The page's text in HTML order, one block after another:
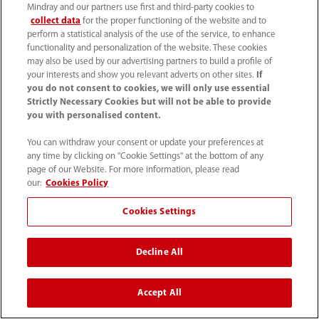
Produkty
Rozwiązania
Usługi
Centrum multimedialne
Kariera
Mindray and our partners use first and third-party cookies to
collect data for the proper functioning of the website and to
perform a statistical analysis of the use of the service, to enhance
functionality and personalization of the website. These cookies
may also be used by our advertising partners to build a profile of
your interests and show you relevant adverts on other sites.
If
you do not consent to cookies, we will only use essential
Strictly Necessary Cookies but will not be able to provide
you with personalised content.
You can withdraw your consent or update your preferences at
any time by clicking on "Cookie Settings" at the bottom of any
page of our Website. For more information, please read
our: Cookies Policy
Cookies Settings
Decline All
Accept All